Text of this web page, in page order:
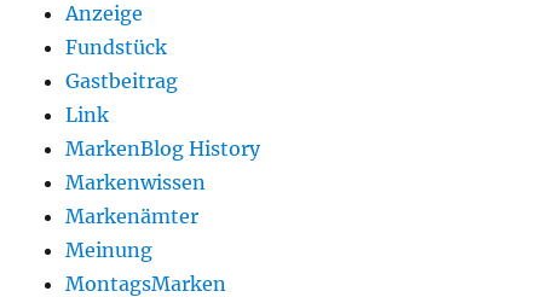
Anzeige
Fundstück
Gastbeitrag
Link
MarkenBlog History
Markenwissen
Markenämter
Meinung
MontagsMarken